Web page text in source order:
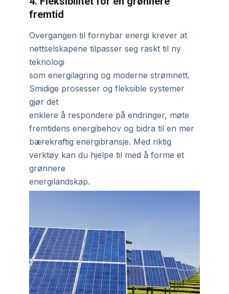
fremtid
Overgangen til fornybar energi krever at
nettselskapene tilpasser seg raskt til ny
teknologi
som energilagring og moderne strømnett.
Smidige prosesser og fleksible systemer
gjør det
enklere å respondere på endringer, møte
fremtidens energibehov og bidra til en mer
bærekraftig energibransje. Med riktig
verktøy kan du hjelpe til med å forme et
grønnere
energilandskap.